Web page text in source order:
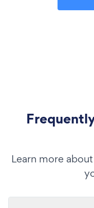
Learn more